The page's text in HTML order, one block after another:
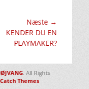
Næste →
KENDER DU EN
PLAYMAKER?
. All Rights
Catch Themes